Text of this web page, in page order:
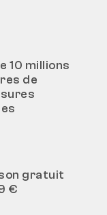
10 millions
de
gratuit
€